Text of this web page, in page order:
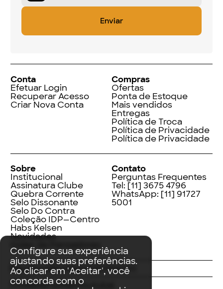
Configure sua experiência
ajustando suas preferências.
Ao clicar em 'Aceitar', você
concorda com o
Conta
Efetuar Login
Recuperar Acesso
Criar Nova Conta
Compras
Ofertas
Ponta de Estoque
Mais vendidos
Entregas
Política de Troca
Política de Privacidade
Política de Privacidade
Sobre
Institucional
Assinatura Clube
Quebra Corrente
Selo Dissonante
Selo Do Contra
Coleção IDP—Centro
Habs Kelsen
Novidades
Index de Pensadores
Contato
Perguntas Frequentes
Tel: [11] 3675 4796
WhatsApp: [11] 91727
5001
FacebookInstagramLinkedIn
ThreadsTwitterYoutube